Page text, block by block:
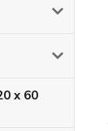
x 60